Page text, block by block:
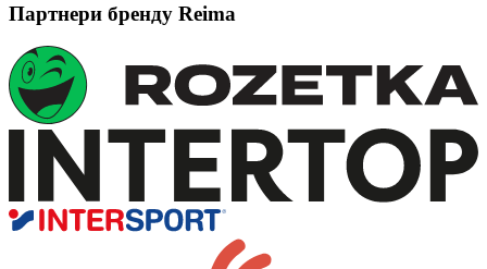
Партнери бренду Reima